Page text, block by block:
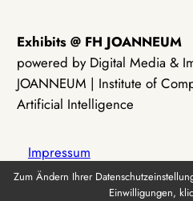
Exhibits @ FH JOANNEUM
powered by Digital Media &
JOANNEUM | Institute of
Artificial Intelligence
Impressum
Zum Ändern Ihrer
Einwilligungen,